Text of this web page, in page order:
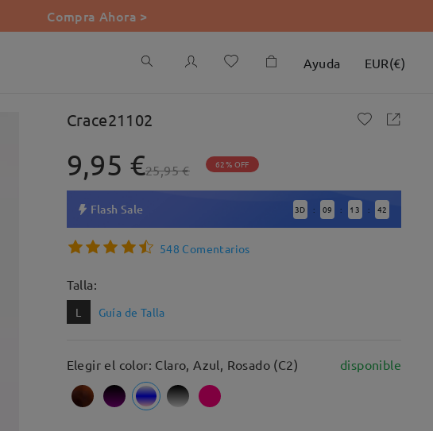
Compra Ahora >
Ayuda EUR(€)
Crace21102
9,95 €25,95 € 62% OFF
Flash Sale 3D : 09 : 13 : 41
548 Comentarios
Talla:
L Guía de Talla
Elegir el color: Claro, Azul, Rosado (C2) disponible